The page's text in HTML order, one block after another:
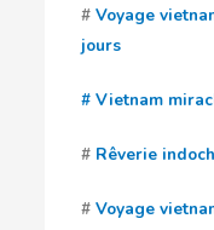
#Voyage
jours
# Vietnam
# Rêverie
#Voyage